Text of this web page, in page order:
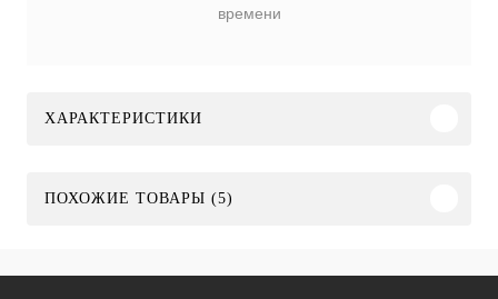
времени
ХАРАКТЕРИСТИКИ
ПОХОЖИЕ ТОВАРЫ (5)